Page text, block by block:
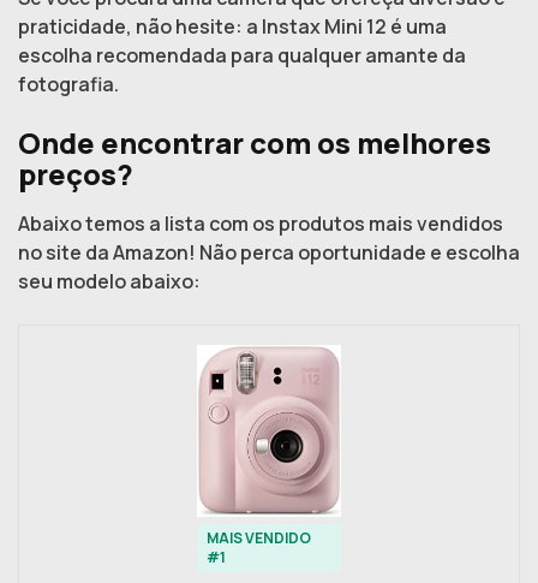
praticidade, não hesite: a Instax Mini 12 é uma
escolha recomendada para qualquer amante da
fotografia.
Onde encontrar com os melhores
preços?
Abaixo temos a lista com os produtos mais vendidos
no site da Amazon! Não perca oportunidade e escolha
seu modelo abaixo:
MAIS VENDIDO
#1